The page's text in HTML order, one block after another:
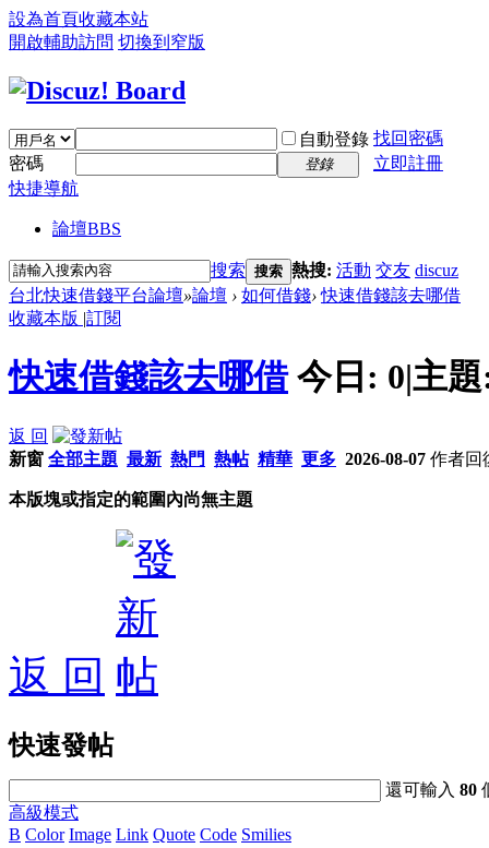
設為首頁收藏本站
開啟輔助訪問 切換到窄版
自動登錄 找回密碼
密碼
登錄
立即註冊
快捷導航
論壇BBS
搜索 搜索 熱搜: 活動 交友 discuz
台北快速借錢平台論壇»論壇 › 如何借錢› 快速借錢該去哪借
收藏本版 |訂閱
快速借錢該去哪借 今日: 0|主
返 回
新窗 全部主題 最新 熱門 熱帖 精華 更多 2026-08-07 作者回
本版塊或指定的範圍內尚無主題
返 回
快速發帖
還可輸入80
高級模式
B Color Image Link Quote Code Smilies